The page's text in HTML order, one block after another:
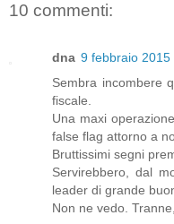
10 commenti:
dna 9 febbraio 2015
Sembra incombere
fiscale.
Una maxi
false flag attorno a
Bruttissimi segni
Servirebbero, dal
leader di grande
Non ne vedo.